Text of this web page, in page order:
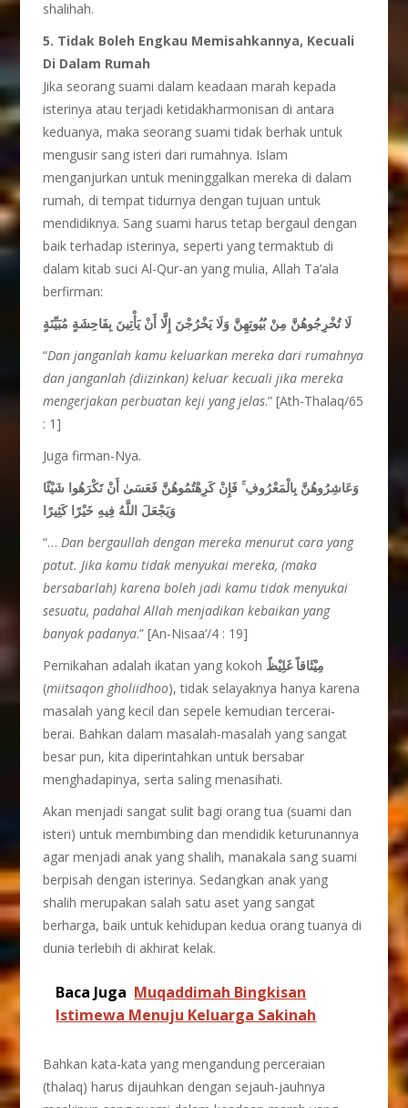
shalihah.
5. Tidak Boleh Engkau Memisahkannya, Kecuali
Di Dalam Rumah
Jika seorang suami dalam keadaan marah kepada
isterinya atau terjadi ketidakharmonisan di antara
keduanya, maka seorang suami tidak berhak untuk
mengusir sang isteri dari rumahnya. Islam
menganjurkan untuk meninggalkan mereka di dalam
rumah, di tempat tidurnya dengan tujuan untuk
mendidiknya. Sang suami harus tetap bergaul dengan
baik terhadap isterinya, seperti yang termaktub di
dalam kitab suci Al-Qur-an yang mulia, Allah Ta’ala
berfirman:
لَا تُخْرِجُوهُنَّ مِنْ بُيُوتِهِنَّ وَلَا يَخْرُجْنَ إِلَّا أَنْ يَأْتِينَ بِفَاحِشَةٍ مُبَيِّنَةٍ
“Dan janganlah kamu keluarkan mereka dari rumahnya
dan janganlah (diizinkan) keluar kecuali jika mereka
mengerjakan perbuatan keji yang jelas.” [Ath-Thalaq/65
: 1]
Juga firman-Nya.
وَعَاشِرُوهُنَّ بِالْمَعْرُوفِ ۚ فَإِنْ كَرِهْتُمُوهُنَّ فَعَسَىٰ أَنْ تَكْرَهُوا شَيْئًا
وَيَجْعَلَ اللَّهُ فِيهِ خَيْرًا كَثِيرًا
“…Dan bergaullah dengan mereka menurut cara yang
patut. Jika kamu tidak menyukai mereka, (maka
bersabarlah) karena boleh jadi kamu tidak menyukai
sesuatu, padahal Allah menjadikan kebaikan yang
banyak padanya.” [An-Nisaa’/4 : 19]
Pernikahan adalah ikatan yang kokoh مِيْثَاقاً غَلِيْظً
(miitsaqon gholiidhoo), tidak selayaknya hanya karena
masalah yang kecil dan sepele kemudian tercerai-
berai. Bahkan dalam masalah-masalah yang sangat
besar pun, kita diperintahkan untuk bersabar
menghadapinya, serta saling menasihati.
Akan menjadi sangat sulit bagi orang tua (suami dan
isteri) untuk membimbing dan mendidik keturunannya
agar menjadi anak yang shalih, manakala sang suami
berpisah dengan isterinya. Sedangkan anak yang
shalih merupakan salah satu aset yang sangat
berharga, baik untuk kehidupan kedua orang tuanya di
dunia terlebih di akhirat kelak.
Baca Juga Muqaddimah Bingkisan
Istimewa Menuju Keluarga Sakinah
Bahkan kata-kata yang mengandung perceraian
(thalaq) harus dijauhkan dengan sejauh-jauhnya